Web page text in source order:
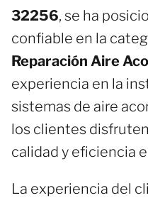
32256, se ha
confiable en la
Reparación Aire
experiencia en la
sistemas de aire
los clientes
calidad y eficiencia
La experiencia del